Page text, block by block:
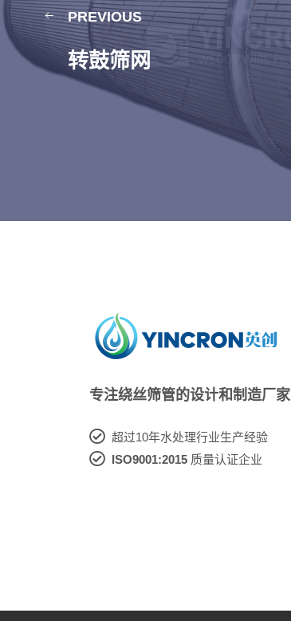
PREVIOUS
转鼓筛网
专注绕丝筛管的设计和制造厂家
超过10年水处理行业生产经验
ISO9001:2015 质量认证企业